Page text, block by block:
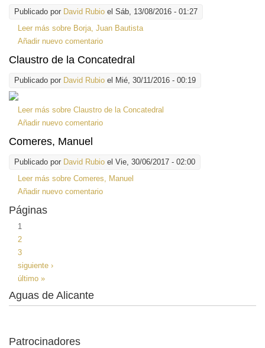
Publicado por David Rubio el Sáb, 13/08/2016 - 01:27
Leer más sobre Borja, Juan Bautista
Añadir nuevo comentario
Claustro de la Concatedral
Publicado por David Rubio el Mié, 30/11/2016 - 00:19
Leer más sobre Claustro de la Concatedral
Añadir nuevo comentario
Comeres, Manuel
Publicado por David Rubio el Vie, 30/06/2017 - 02:00
Leer más sobre Comeres, Manuel
Añadir nuevo comentario
Páginas
1
2
3
siguiente ›
último »
Aguas de Alicante
Patrocinadores